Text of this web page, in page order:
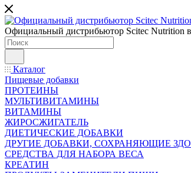
Официальный дистрибьютор Scitec Nutrition
Каталог
Пищевые добавки
ПРОТЕИНЫ
МУЛЬТИВИТАМИНЫ
ВИТАМИНЫ
ЖИРОСЖИГАТЕЛЬ
ДИЕТИЧЕСКИЕ ДОБАВКИ
ДРУГИЕ ДОБАВКИ, СОХРАНЯЮЩИЕ
СРЕДСТВА ДЛЯ НАБОРА ВЕСА
КРЕАТИН